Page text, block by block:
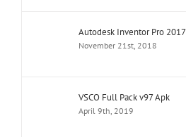
Autodesk Inventor Pro
November 21st, 2018
VSCO Full Pack v97 Apk
April 9th, 2019